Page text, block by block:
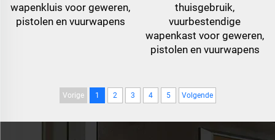
wapenkluis voor geweren,
pistolen en vuurwapens
thuisgebruik,
vuurbestendige
wapenkast voor geweren,
pistolen en vuurwapens
Vorige 1 2 3 4 5 Volgende